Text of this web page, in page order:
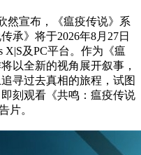
然宣布，《瘟疫传说》系
承》将于2026年8月27日
X|S及PC平台。作为《瘟
以全新的视角展开叙事，
寻过去真相的旅程，试图
刻观看《共鸣：瘟疫传说
片。